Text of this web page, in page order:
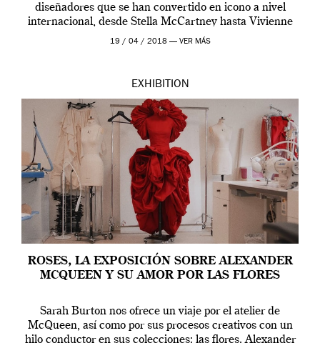
diseñadores que se han convertido en icono a nivel
internacional, desde Stella McCartney hasta Vivienne
Westwood pasando […]
19 / 04 / 2018 — VER MÁS
EXHIBITION
ROSES, LA EXPOSICIÓN SOBRE ALEXANDER
MCQUEEN Y SU AMOR POR LAS FLORES
Sarah Burton nos ofrece un viaje por el atelier de
McQueen, así como por sus procesos creativos con un
hilo conductor en sus colecciones: las flores. Alexander